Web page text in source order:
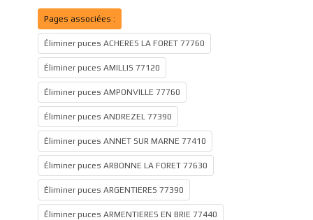
Pages associées :
Éliminer puces ACHERES LA FORET 77760
Éliminer puces AMILLIS 77120
Éliminer puces AMPONVILLE 77760
Éliminer puces ANDREZEL 77390
Éliminer puces ANNET SUR MARNE 77410
Éliminer puces ARBONNE LA FORET 77630
Éliminer puces ARGENTIERES 77390
Éliminer puces ARMENTIERES EN BRIE 77440